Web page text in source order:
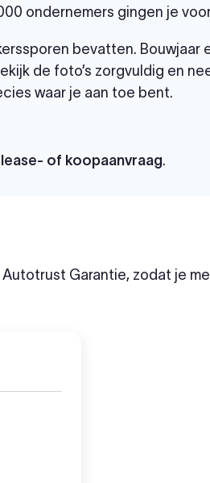
ondernemers gingen je
bevatten. Bouwjaar
de foto’s zorgvuldig en
waar je aan toe bent.
of koopaanvraag.
Garantie, zodat je